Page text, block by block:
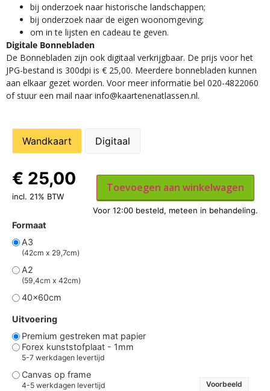
​bij onderzoek naar historische landschappen;
bij onderzoek naar de eigen woonomgeving;
om in te lijsten en cadeau te geven.
Digitale Bonnebladen
De Bonnebladen zijn ook digitaal verkrijgbaar. De prijs voor het
JPG-bestand is 300dpi is € 25,00. Meerdere bonnebladen kunnen
aan elkaar gezet worden. Voor meer informatie bel 020-4822060
of stuur een mail naar info@kaartenenatlassen.nl.
Wandkaart Digitaal
Formaat
A3
(42cm x 29,7cm)
A2
(59,4cm x 42cm)
40x60cm
Uitvoering
Premium gestreken mat papier
Forex kunststofplaat - 1mm
5-7 werkdagen levertijd
Canvas op frame
4-5 werkdagen levertijd Voorbeeld
€ 25,00
incl. 21% BTW
Toevoegen aan winkelwagen